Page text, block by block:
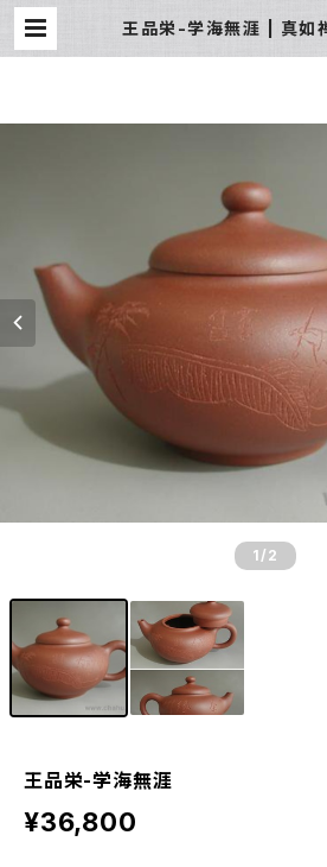
王品栄-学海無涯 | 真如
1 /2
王品栄-学海無涯
¥36,800